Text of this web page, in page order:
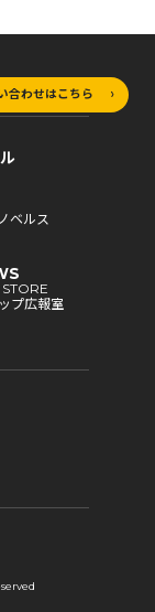
合わせはこちら
ベルス
プ広報室